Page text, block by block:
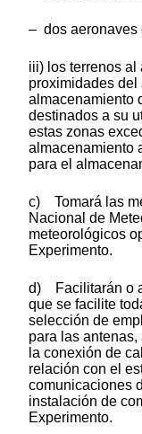
‒ dos aeronaves
iii) los terrenos al
proximidades del
almacenamiento
destinados a su
estas zonas
almacenamiento
para el
c) Tomará las
Nacional de
meteorológicos
Experimento.
d) Facilitarán o
que se facilite
selección de
para las
la conexión de
relación con el
comunicaciones
instalación de
Experimento.